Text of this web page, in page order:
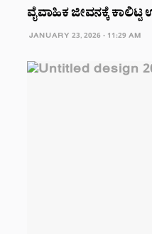
ವೈವಾಹಿಕ ಜೀವನಕ್ಕೆ ಕಾಲಿಟ್ಟ
JANUARY 23, 2026 - 11:29 AM